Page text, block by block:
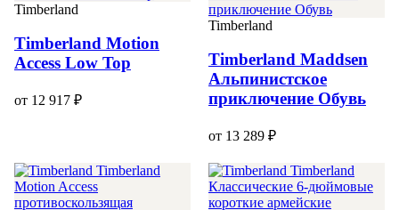
Timberland
Timberland Motion
Access Low Top
от 12 917 ₽
Timberland
Timberland Maddsen
Альпинистское
приключение Обувь
от 13 289 ₽